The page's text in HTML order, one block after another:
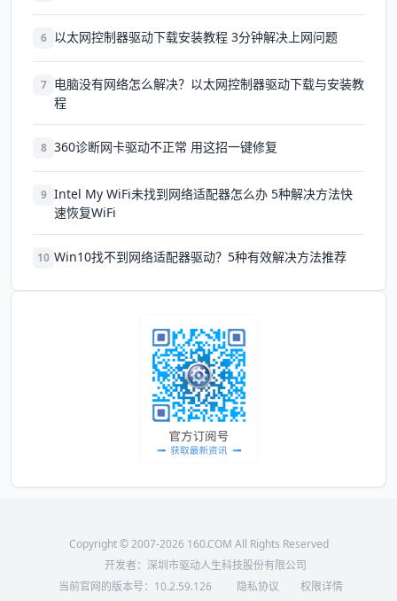
6 以太网控制器驱动下载安装教程 3分钟解决上网问题
7 电脑没有网络怎么解决？以太网控制器驱动下载与安装教
程
8 360诊断网卡驱动不正常 用这招一键修复
9 Intel My WiFi未找到网络适配器怎么办 5种解决方法快
速恢复WiFi
10 Win10找不到网络适配器驱动？5种有效解决方法推荐
Copyright © 2007-2026 160.COM All Rights Reserved
开发者：深圳市驱动人生科技股份有限公司
当前官网的版本号： 10.2.59.126 隐私协议
权限详情